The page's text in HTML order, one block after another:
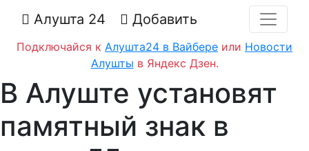
Алушта 24 Добавить
Подключайся к Алушта24 в Вайбере или Новости
Алушты в Яндекс Дзен.
В Алуште установят
памятный знак в